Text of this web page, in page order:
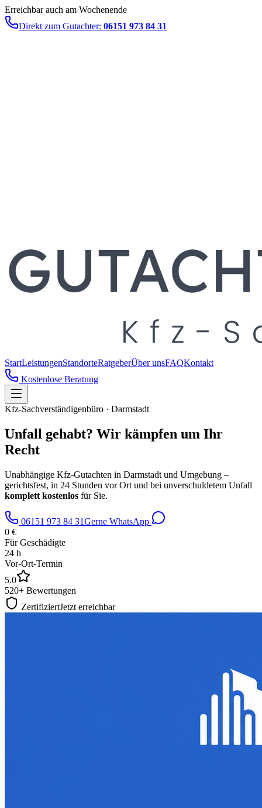
Erreichbar auch am Wochenende
Direkt zum Gutachter: 06151 973 84 31
StartLeistungenStandorteRatgeberÜber unsFAQKontakt
Kostenlose Beratung
Kfz-Sachverständigenbüro · Darmstadt
Unfall gehabt? Wir kämpfen um Ihr
Recht
Unabhängige Kfz-Gutachten in Darmstadt und Umgebung –
gerichtsfest, in 24 Stunden vor Ort und bei unverschuldetem Unfall
komplett kostenlos für Sie.
06151 973 84 31Gerne WhatsApp
0 €
Für Geschädigte
24 h
Vor-Ort-Termin
5.0
520+ Bewertungen
ZertifiziertJetzt erreichbar